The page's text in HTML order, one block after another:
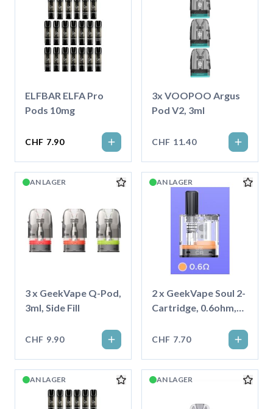
ELFBAR ELFA Pro
Pods 10mg
CHF 7.90
3x VOOPOO Argus
Pod V2, 3ml
CHF 11.40
AN LAGER
3 x GeekVape Q-Pod,
3ml, Side Fill
CHF 9.90
AN LAGER
2 x GeekVape Soul 2-
Cartridge, 0.6ohm,
CHF 7.70
AN LAGER AN LAGER